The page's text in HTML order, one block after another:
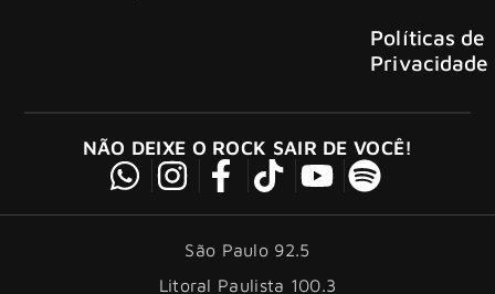
Políticas de
Privacidade
NÃO DEIXE O ROCK SAIR DE VOCÊ!
São Paulo 92.5
Litoral Paulista 100.3